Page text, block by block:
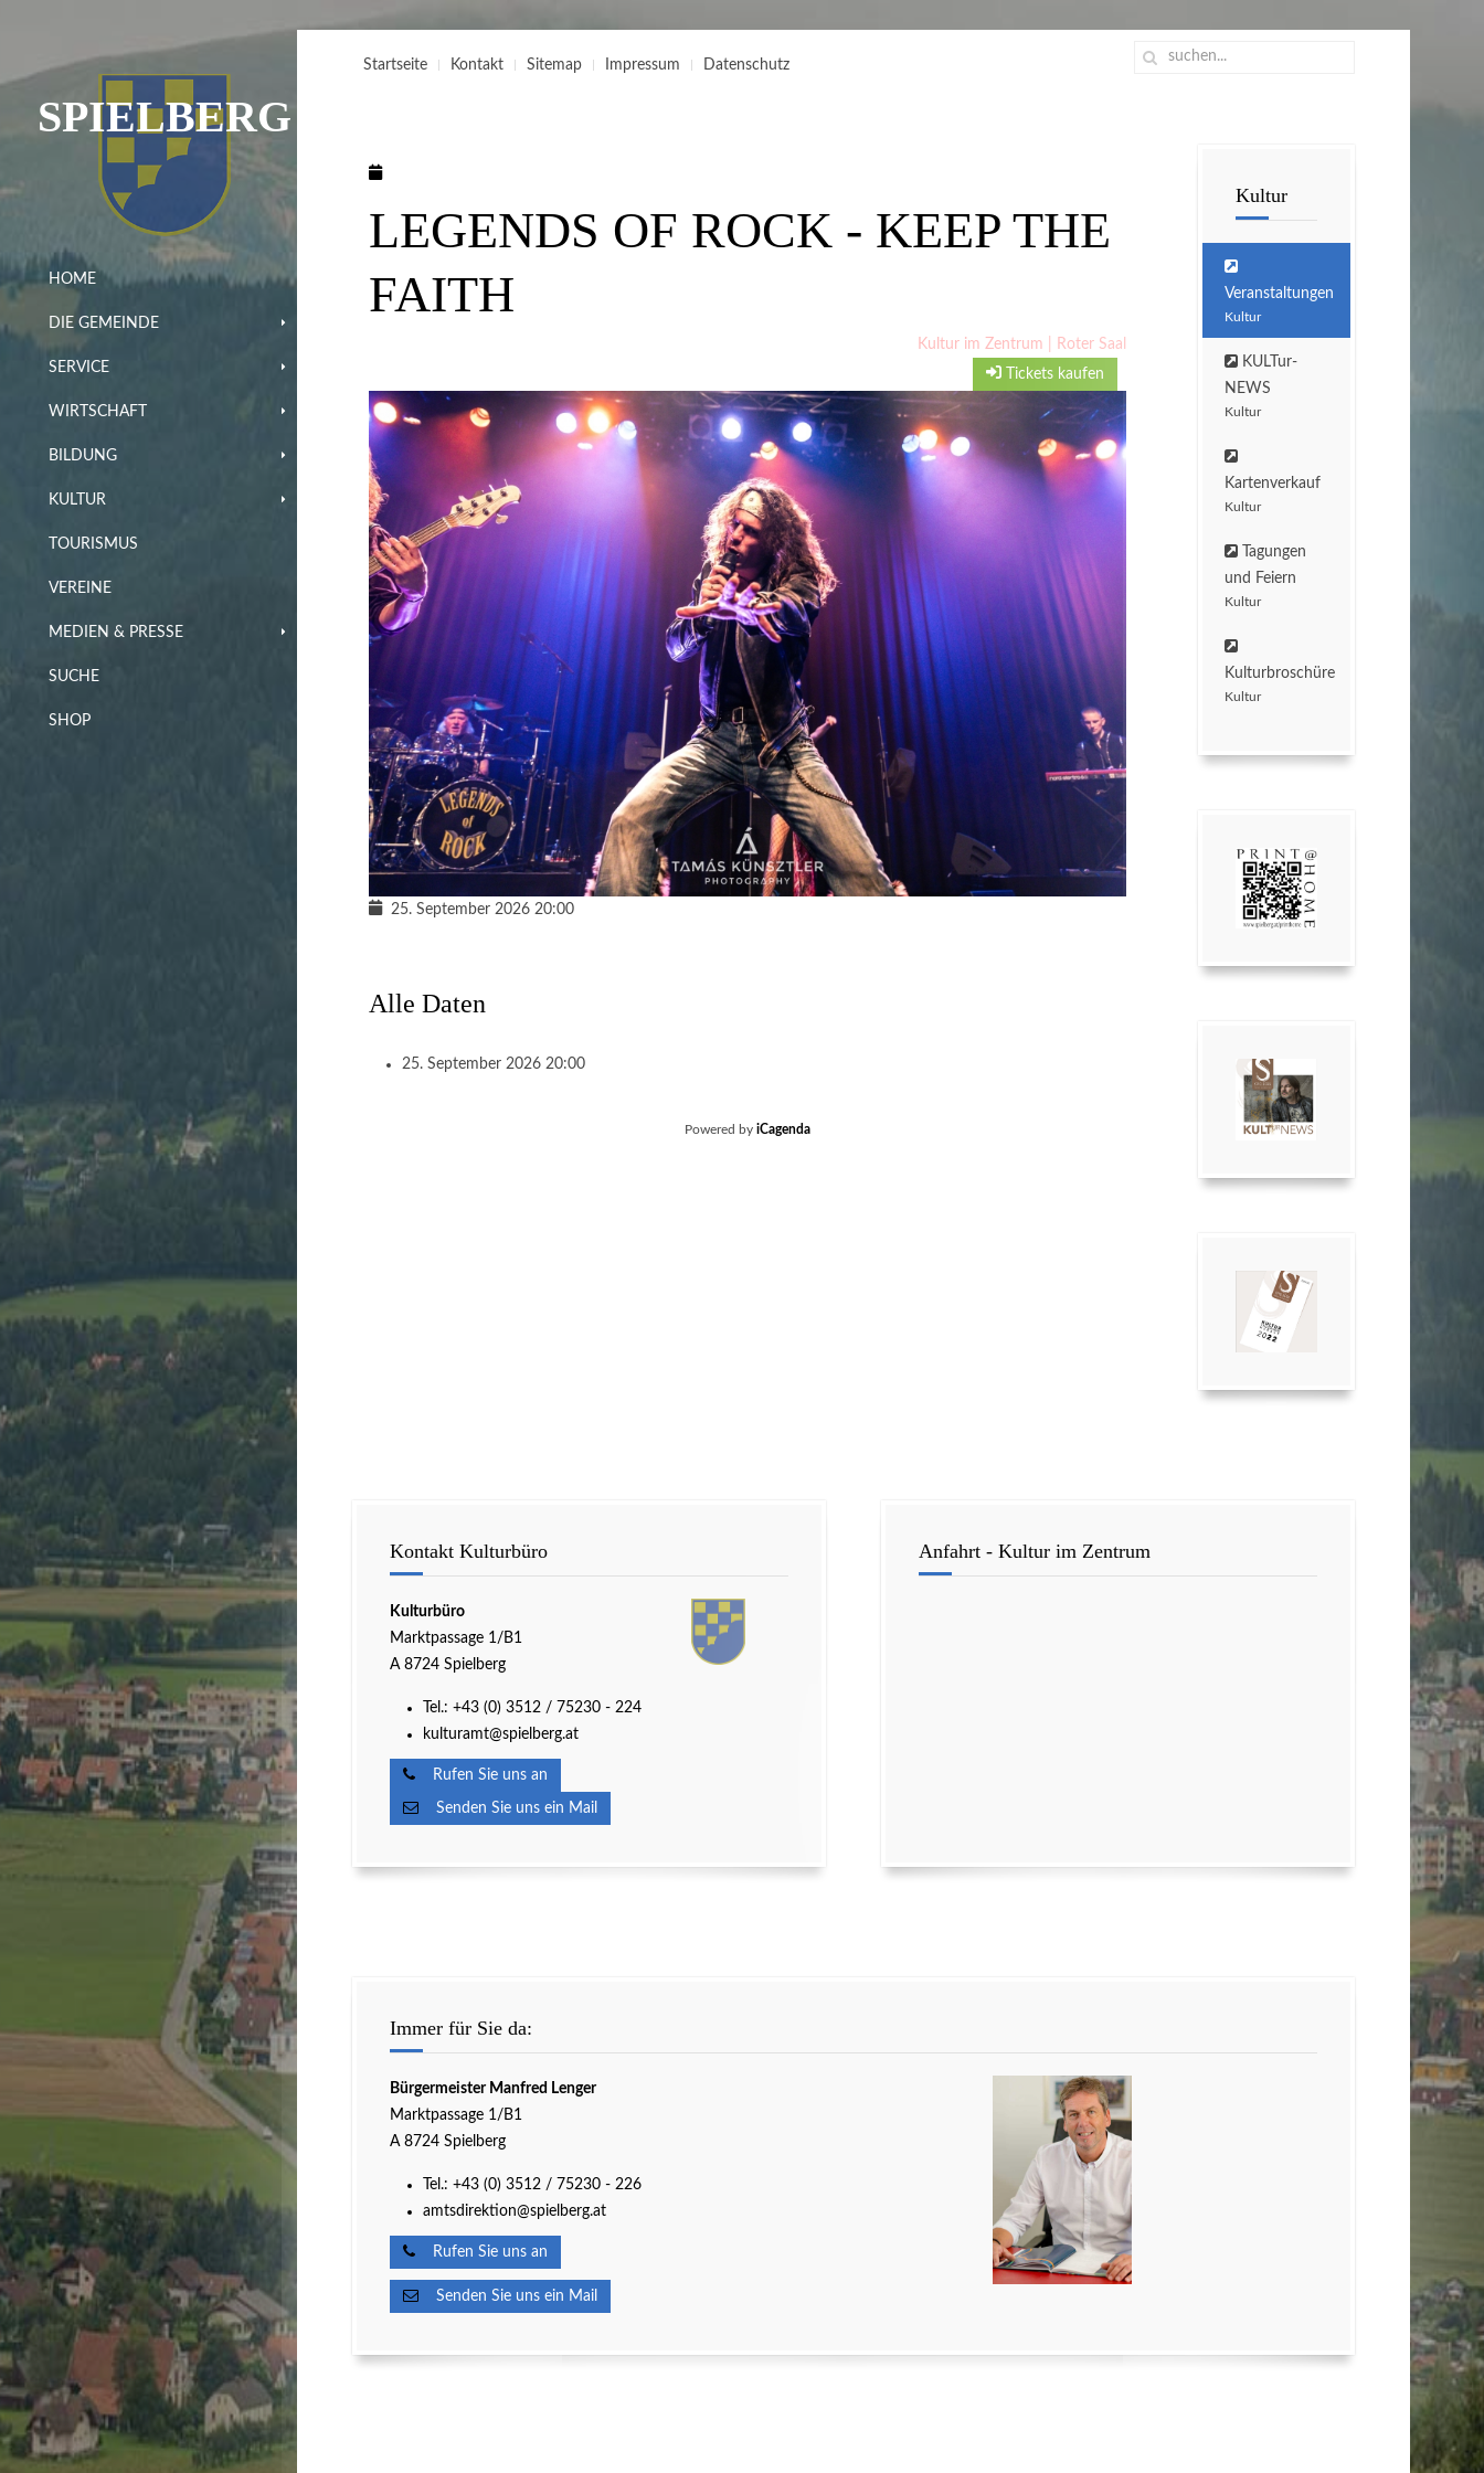
SPIELBERG
HOME
DIE GEMEINDE
SERVICE
WIRTSCHAFT
BILDUNG
KULTUR
TOURISMUS
VEREINE
MEDIEN & PRESSE
SUCHE
SHOP
Startseite Kontakt Sitemap Impressum Datenschutz
LEGENDS OF ROCK - KEEP THE
FAITH
Kultur im Zentrum | Roter Saal
Tickets kaufen
25. September 2026 20:00
Alle Daten
25. September 2026 20:00
Powered by iCagenda
Kultur
Veranstaltungen
Kultur
KULTur-
NEWS
Kultur
Kartenverkauf
Kultur
Tagungen
und Feiern
Kultur
Kulturbroschüre
Kultur
Kontakt Kulturbüro
Kulturbüro
Marktpassage 1/B1
A 8724 Spielberg
Tel.: +43 (0) 3512 / 75230 - 224
kulturamt@spielberg.at
Rufen Sie uns an
Senden Sie uns ein Mail
Anfahrt - Kultur im Zentrum
Immer für Sie da:
Bürgermeister Manfred Lenger
Marktpassage 1/B1
A 8724 Spielberg
Tel.: +43 (0) 3512 / 75230 - 226
amtsdirektion@spielberg.at
Rufen Sie uns an
Senden Sie uns ein Mail